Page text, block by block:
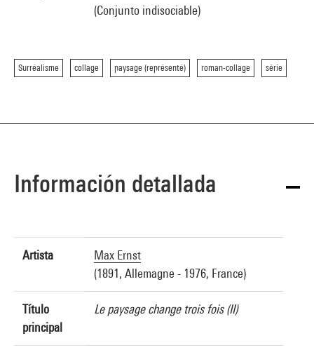
(Conjunto indisociable)
Surréalisme collage paysage (représenté) roman-collage série
Información detallada
Artista
Max Ernst
(1891, Allemagne - 1976, France)
Título
principal
Le paysage change trois fois (II)